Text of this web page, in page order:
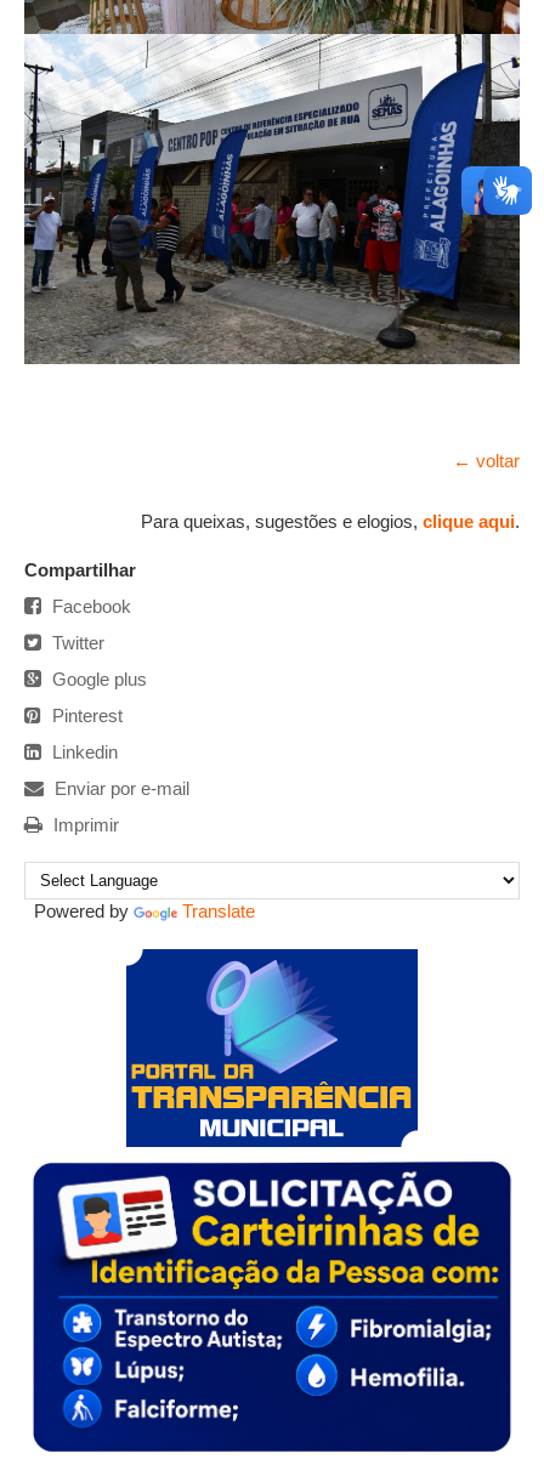
← voltar
Para queixas, sugestões e elogios, clique aqui.
Compartilhar
Facebook
Twitter
Google plus
Pinterest
Linkedin
Enviar por e-mail
Imprimir
Powered by Translate